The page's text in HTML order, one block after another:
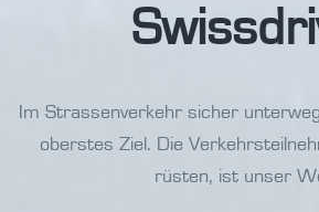
Im Strassenverkehr sicher
oberstes Ziel. Die
rüsten, ist unser